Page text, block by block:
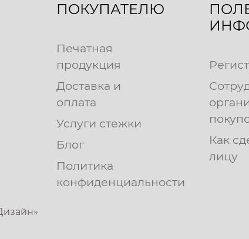
ПОКУПАТЕЛЮ
Печатная
продукция
Доставка и
оплата
Услуги стежки
Блог
Политика
конфиденциальности
Как
лицу